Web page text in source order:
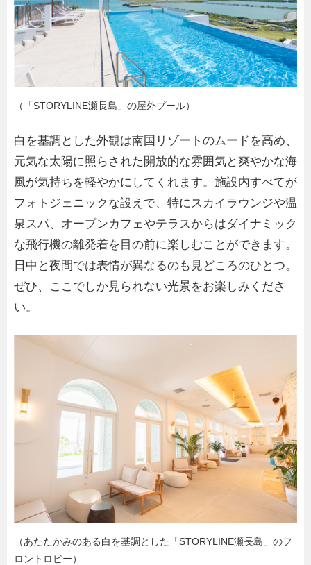
（「STORYLINE瀬長島」の屋外プール）
白を基調とした外観は南国リゾートのムードを高め、
元気な太陽に照らされた開放的な雰囲気と爽やかな海
風が気持ちを軽やかにしてくれます。施設内すべてが
フォトジェニックな設えで、特にスカイラウンジや温
泉スパ、オープンカフェやテラスからはダイナミック
な飛行機の離発着を目の前に楽しむことができます。
日中と夜間では表情が異なるのも見どころのひとつ。
ぜひ、ここでしか見られない光景をお楽しみくださ
い。
（あたたかみのある白を基調とした「STORYLINE瀬長島」のフ
ロントロビー）